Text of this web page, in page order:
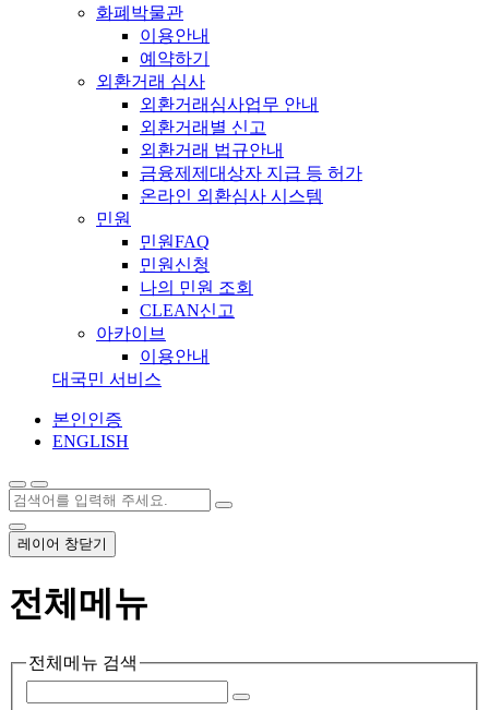
화폐박물관
이용안내
예약하기
외환거래 심사
외환거래심사업무 안내
외환거래별 신고
외환거래 법규안내
금융제제대상자 지급 등 허가
온라인 외환심사 시스템
민원
민원FAQ
민원신청
나의 민원 조회
CLEAN신고
아카이브
이용안내
대국민 서비스
본인인증
ENGLISH
레이어 창닫기
전체메뉴
전체메뉴 검색